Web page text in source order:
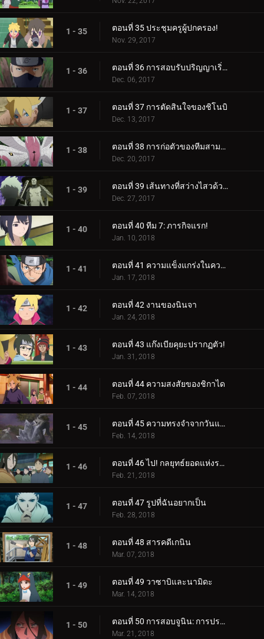
1 - 35 ตอนที่ 35 ประชุมครูผู้ปกครอง!
Nov. 29, 2017
1 - 36 ตอนที่ 36 การสอบรับปริญญาเริ่มต้นขึ้นแล้ว!
Dec. 06, 2017
1 - 37 ตอนที่ 37 การตัดสินใจของชิโนบิ
Dec. 13, 2017
1 - 38 ตอนที่ 38 การก่อตัวของทีมสามคน?
Dec. 20, 2017
1 - 39 ตอนที่ 39 เส้นทางที่สว่างไสวด้วยพระจันทร์เต็มดวง
Dec. 27, 2017
1 - 40 ตอนที่ 40 ทีม 7: ภารกิจแรก!
Jan. 10, 2018
1 - 41 ตอนที่ 41 ความแข็งแกร่งในความสามัคคี
Jan. 17, 2018
1 - 42 ตอนที่ 42 งานของนินจา
Jan. 24, 2018
1 - 43 ตอนที่ 43 แก๊งเบียคุยะปรากฏตัว!
Jan. 31, 2018
1 - 44 ตอนที่ 44 ความสงสัยของชิกาได
Feb. 07, 2018
1 - 45 ตอนที่ 45 ความทรงจำจากวันแห่งหิมะ
Feb. 14, 2018
1 - 46 ตอนที่ 46 ไป! กลยุทธ์ยอดแห่งราตรี
Feb. 21, 2018
1 - 47 ตอนที่ 47 รูปที่ฉันอยากเป็น
Feb. 28, 2018
1 - 48 ตอนที่ 48 สารคดีเกนิน
Mar. 07, 2018
1 - 49 ตอนที่ 49 วาซาบิและนามิดะ
Mar. 14, 2018
1 - 50 ตอนที่ 50 การสอบจูนิน: การประชุมข้อเสนอแนะ
Mar. 21, 2018